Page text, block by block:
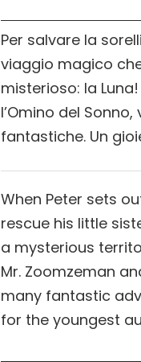
Per salvare la
viaggio magico
misterioso: la
l’Omino del
fantastiche. Un
When Peter sets
rescue his little
a mysterious
Mr. Zoomzeman
many fantastic
for the youngest